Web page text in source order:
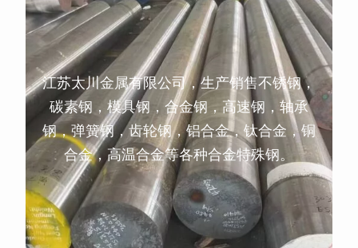
江苏太川金属有限公司，生产销售不锈钢，
碳素钢，模具钢，合金钢，高速钢，轴承
钢，弹簧钢，齿轮钢，铝合金，钛合金，铜
合金，高温合金等各种合金特殊钢。